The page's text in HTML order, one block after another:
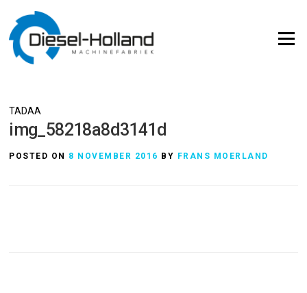
content
Menu
TADAA
img_58218a8d3141d
POSTED ON 8 NOVEMBER 2016 BY FRANS MOERLAND